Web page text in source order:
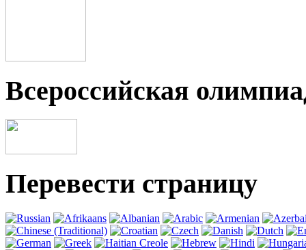
Всероссийская
Перевести страницу